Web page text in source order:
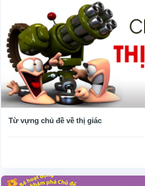
Từ vựng chủ đề về thị giác